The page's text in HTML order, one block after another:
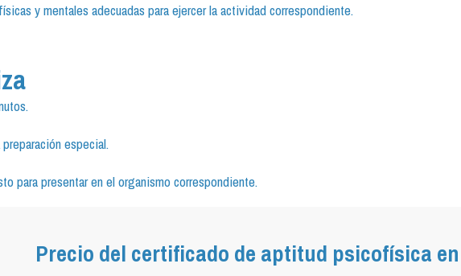
y mentales adecuadas para ejercer la actividad correspondiente.
especial.
para presentar en el organismo correspondiente.
Precio del certificado de aptitud psicofísica